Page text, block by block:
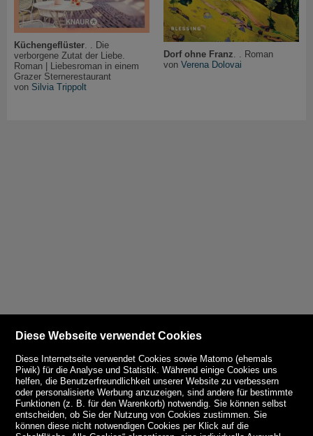
Küchengeflüster. . Die
verborgene Zutat der Liebe.
Roman | Liebesroman in einem
Grazer Sternerestaurant
von Silvia Trippolt
Dorf ohne Franz . . Roman
von Verena Dolovai
Diese Webseite verwendet Cookies
Diese Internetseite verwendet Cookies sowie Matomo (ehemals
Piwik) für die Analyse und Statistik. Während einige Cookies uns
helfen, die Benutzerfreundlichkeit unserer Website zu verbessern
oder personalisierte Werbung anzuzeigen, sind andere für bestimmte
Funktionen (z. B. für den Warenkorb) notwendig. Sie können selbst
entscheiden, ob Sie der Nutzung von Cookies zustimmen. Sie
können diese nicht notwendigen Cookies per Klick auf die